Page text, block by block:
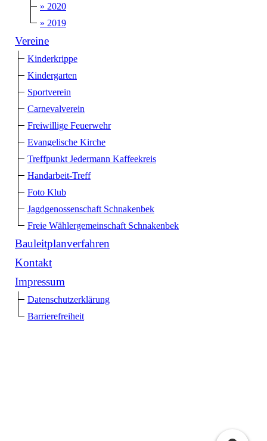
» 2020
» 2019
Vereine
Kinderkrippe
Kindergarten
Sportverein
Carnevalverein
Freiwillige Feuerwehr
Evangelische Kirche
Treffpunkt Jedermann Kaffeekreis
Handarbeit-Treff
Foto Klub
Jagdgenossenschaft Schnakenbek
Freie Wählergemeinschaft Schnakenbek
Bauleitplanverfahren
Kontakt
Impressum
Datenschutzerklärung
Barrierefreiheit